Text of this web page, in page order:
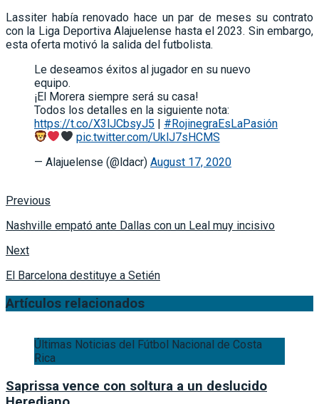
Lassiter había renovado hace un par de meses su contrato
con la Liga Deportiva Alajuelense hasta el 2023. Sin embargo,
esta oferta motivó la salida del futbolista.
Le deseamos éxitos al jugador en su nuevo
equipo.
¡El Morera siempre será su casa!
Todos los detalles en la siguiente nota:
https://t.co/X3lJCbsyJ5 | #RojinegraEsLaPasión
pic.twitter.com/UklJ7sHCMS
— Alajuelense (@ldacr) August 17, 2020
Previous
Nashville empató ante Dallas con un Leal muy incisivo
Next
El Barcelona destituye a Setién
Artículos relacionados
Últimas Noticias del Fútbol Nacional de Costa
Rica
Saprissa vence con soltura a un deslucido